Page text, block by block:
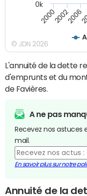
200020022006
0k
© JDN 2026
L'annuité de la dette
d'emprunts et du
de Favières.
A ne pas
Recevez nos
mail.
En savoir plus sur notre
Annuité de la